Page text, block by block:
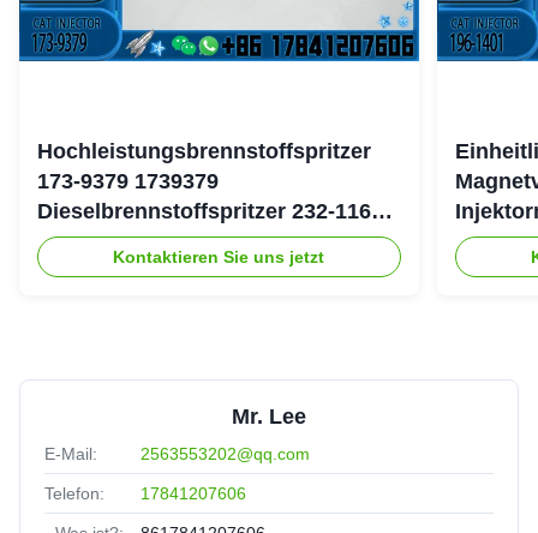
Hochleistungsbrennstoffspritzer
173-9379 1739379
Dieselbrennstoffspritzer 232-1167
2321167 für Caterpillar 3126 Motor
Kontaktieren Sie uns jetzt
4754
Mr. Lee
E-Mail: 2563553202@qq.com
Telefon: 17841207606